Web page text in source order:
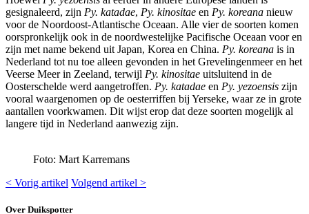
gesignaleerd, zijn Py. katadae, Py. kinositae en Py. koreana nieuw
voor de Noordoost-Atlantische Oceaan. Alle vier de soorten komen
oorspronkelijk ook in de noordwestelijke Pacifische Oceaan voor en
zijn met name bekend uit Japan, Korea en China. Py. koreana is in
Nederland tot nu toe alleen gevonden in het Grevelingenmeer en het
Veerse Meer in Zeeland, terwijl Py. kinositae uitsluitend in de
Oosterschelde werd aangetroffen. Py. katadae en Py. yezoensis zijn
vooral waargenomen op de oesterriffen bij Yerseke, waar ze in grote
aantallen voorkwamen. Dit wijst erop dat deze soorten mogelijk al
langere tijd in Nederland aanwezig zijn.
Foto: Mart Karremans
< Vorig artikel Volgend artikel >
Over Duikspotter